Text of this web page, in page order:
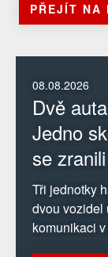
PŘEJÍT NA
08.08.2026
Dvě
Jedno
se zranili
Tři jednotky
dvou vozidel
komunikaci